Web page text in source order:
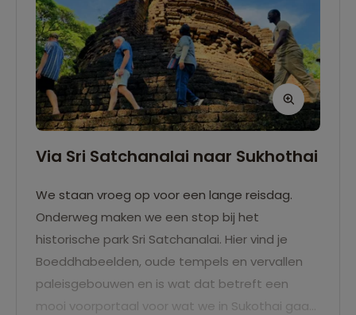
Via Sri Satchanalai naar Sukhothai
We staan vroeg op voor een lange reisdag.
Onderweg maken we een stop bij het
historische park Sri Satchanalai. Hier vind je
Boeddhabeelden, oude tempels en vervallen
paleisgebouwen en is wat dat betreft een
mooi voorportaal voor wat we in Sukothai gaan